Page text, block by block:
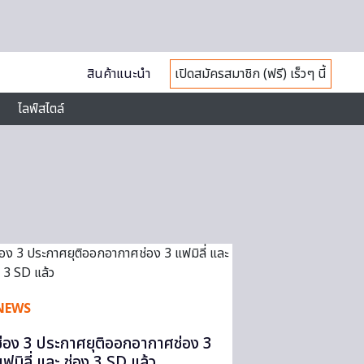
สินค้าแนะนำ
เปิดสมัครสมาชิก (ฟรี) เร็วๆ นี้
ไลฟ์สไตล์
ง 3 ประกาศยุติออกอากาศช่อง 3